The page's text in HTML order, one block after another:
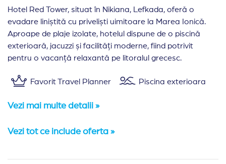
Hotel Red Tower, situat în Nikiana, Lefkada, oferă o
evadare liniștită cu priveliști uimitoare la Marea Ionică.
Aproape de plaje izolate, hotelul dispune de o piscină
exterioară, jacuzzi și facilități moderne, fiind potrivit
pentru o vacanță relaxantă pe litoralul grecesc.
Favorit Travel Planner Piscina exterioara
Vezi mai multe detalii »
Vezi tot ce include oferta »